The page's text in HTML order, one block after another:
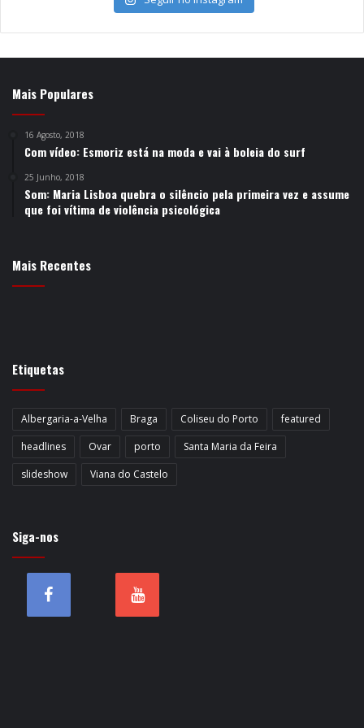
Mais Populares
16 Agosto, 2018
Com vídeo: Esmoriz está na moda e vai à boleia do surf
25 Junho, 2018
Som: Maria Lisboa quebra o silêncio pela primeira vez e assume
que foi vítima de violência psicológica
Mais Recentes
Etiquetas
Albergaria-a-Velha Braga Coliseu do Porto
featured
headlines
Ovar porto
Santa Maria da Feira
slideshow
Viana do Castelo
Siga-nos